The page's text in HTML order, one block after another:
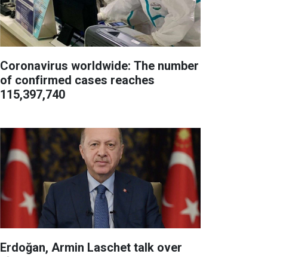
Coronavirus worldwide: The number
of confirmed cases reaches
115,397,740
Erdoğan, Armin Laschet talk over